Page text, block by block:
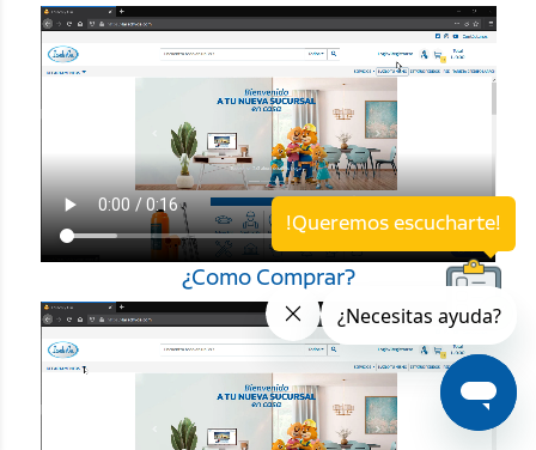
¿Como Comprar?
!Queremos escucharte!